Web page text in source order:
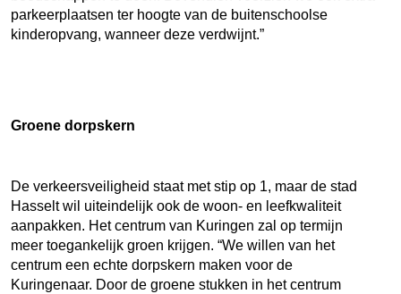
parkeerplaatsen ter hoogte van de buitenschoolse
kinderopvang, wanneer deze verdwijnt.”
Groene dorpskern
De verkeersveiligheid staat met stip op 1, maar de stad
Hasselt wil uiteindelijk ook de woon- en leefkwaliteit
aanpakken. Het centrum van Kuringen zal op termijn
meer toegankelijk groen krijgen. “We willen van het
centrum een echte dorpskern maken voor de
Kuringenaar. Door de groene stukken in het centrum